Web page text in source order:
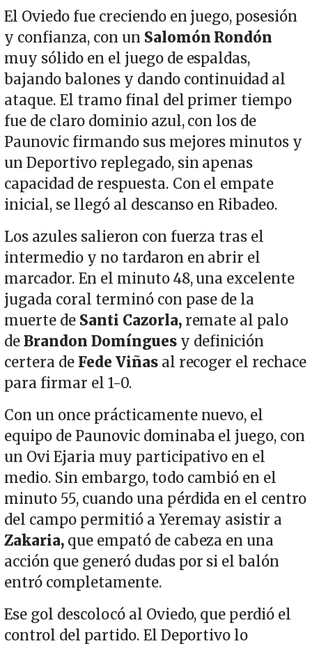
El Oviedo fue creciendo en juego, posesión
y confianza, con un Salomón Rondón
muy sólido en el juego de espaldas,
bajando balones y dando continuidad al
ataque. El tramo final del primer tiempo
fue de claro dominio azul, con los de
Paunovic firmando sus mejores minutos y
un Deportivo replegado, sin apenas
capacidad de respuesta. Con el empate
inicial, se llegó al descanso en Ribadeo.
Los azules salieron con fuerza tras el
intermedio y no tardaron en abrir el
marcador. En el minuto 48, una excelente
jugada coral terminó con pase de la
muerte de Santi Cazorla,remate al palo
deBrandon Domínguesy definición
certera de Fede Viñasal recoger el rechace
para firmar el 1-0.
Con un once prácticamente nuevo, el
equipo de Paunovic dominaba el juego, con
un Ovi Ejaria muy participativo en el
medio. Sin embargo, todo cambió en el
minuto 55, cuando una pérdida en el centro
del campo permitió a Yeremay asistir a
Zakaria,que empató de cabeza en una
acción que generó dudas por si el balón
entró completamente.
Ese gol descolocó al Oviedo, que perdió el
control del partido. El Deportivo lo